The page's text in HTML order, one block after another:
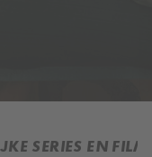
SERIES EN